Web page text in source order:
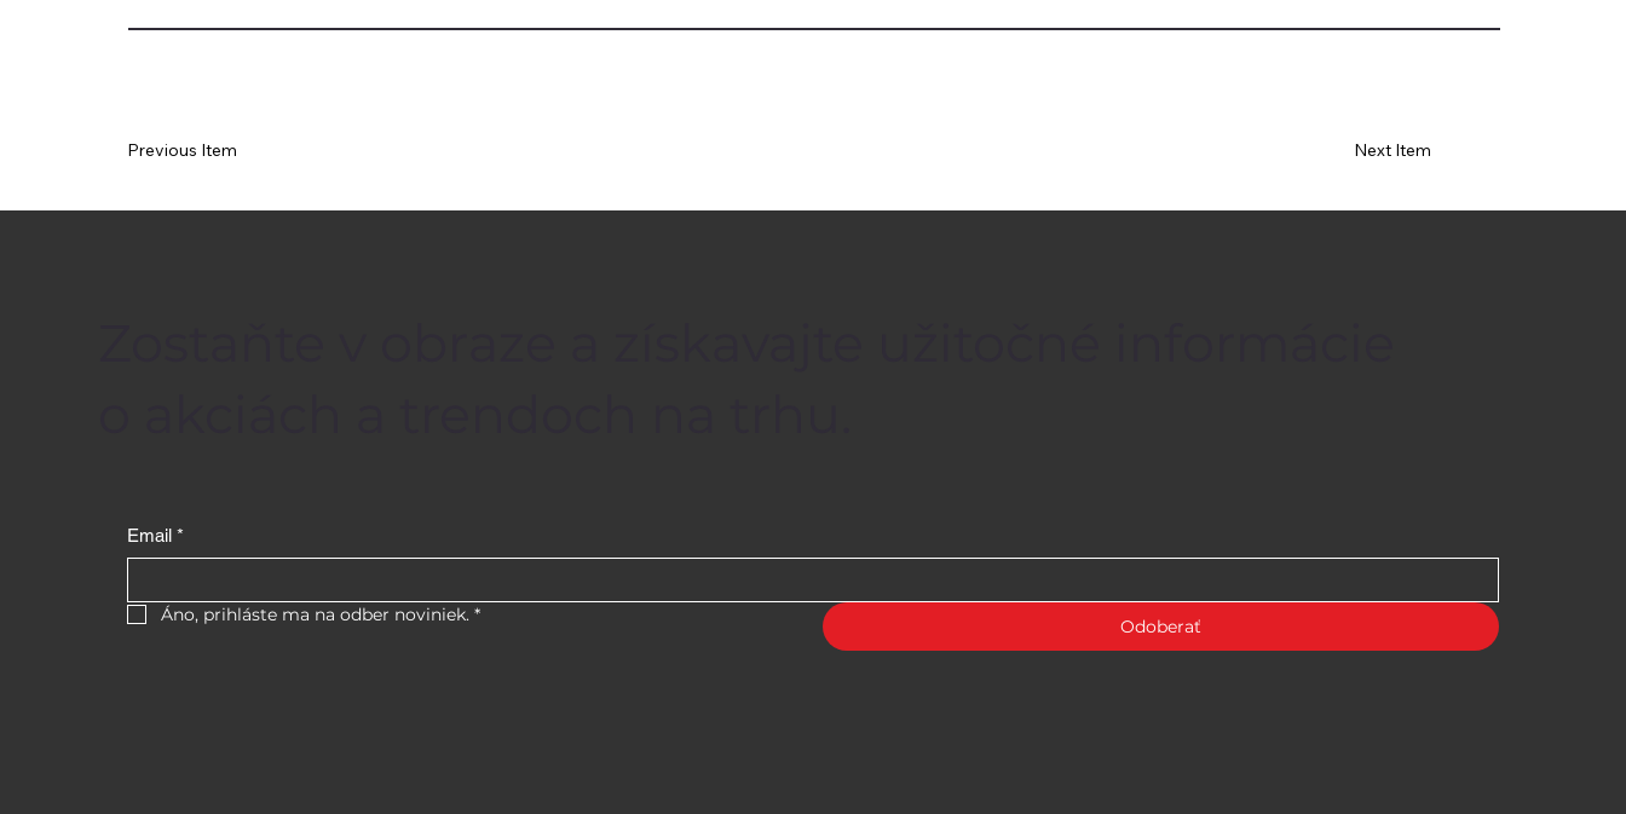
Previous Item Next Item
Email *
Áno, prihláste ma na odber noviniek. *
Odoberať